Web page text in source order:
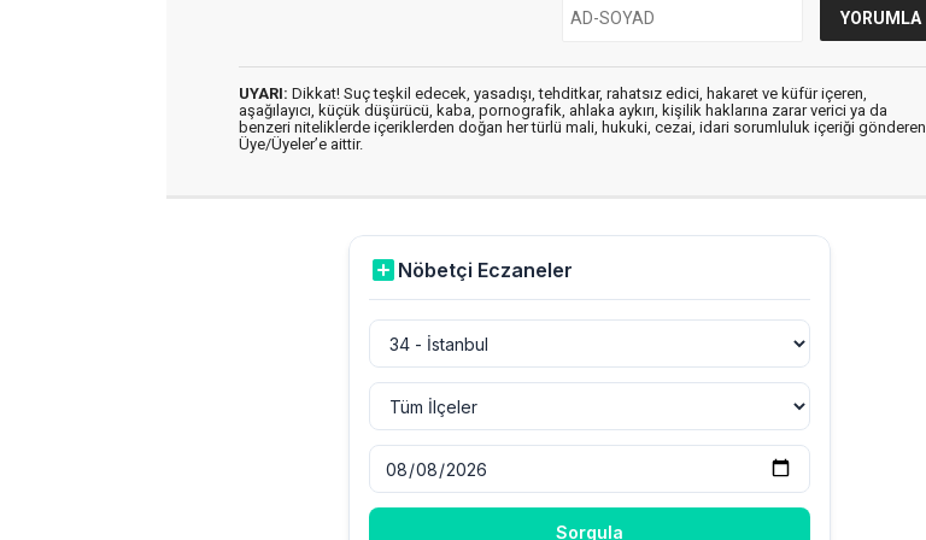
UYARI: Dikkat! Suç teşkil edecek, yasadışı, tehditkar, rahatsız edici, hakaret ve küfür içeren,
aşağılayıcı, küçük düşürücü, kaba, pornografik, ahlaka aykırı, kişilik haklarına zarar verici ya da
benzeri niteliklerde içeriklerden doğan her türlü mali, hukuki, cezai, idari sorumluluk içeriği gönderen
Üye/Üyeler’e aittir.